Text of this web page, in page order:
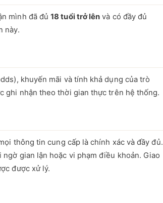
mình đã đủ18 tuổi trở lên và có đầy đủ
này.
khuyến mãi và tính khả dụng của trò
ghi nhận theo thời gian thực trên hệ thống.
thông tin cung cấp là chính xác và đầy đủ.
gian lận hoặc vi phạm điều khoản. Giao
được xử lý.